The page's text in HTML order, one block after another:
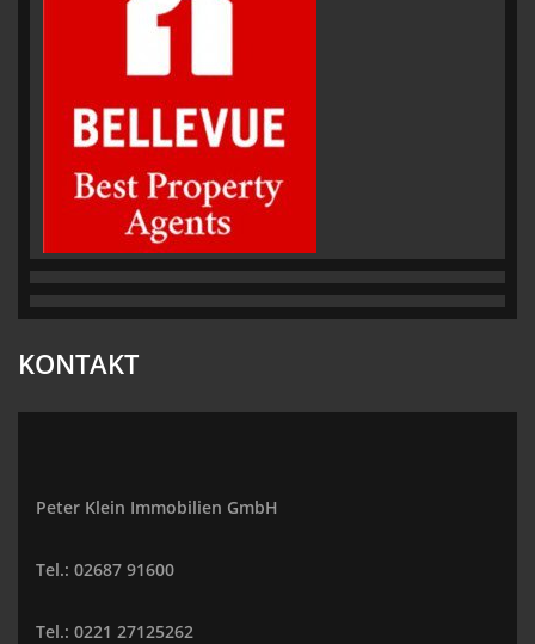
KONTAKT
Peter Klein Immobilien GmbH
Tel.: 02687 91600
Tel.: 0221 27125262